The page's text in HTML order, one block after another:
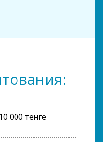
10 000 тенге